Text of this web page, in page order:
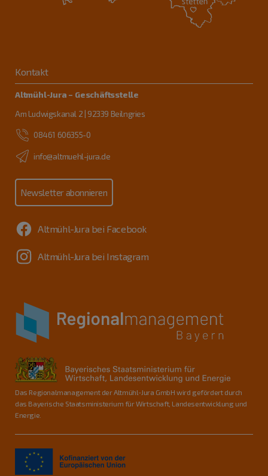
Kontakt
Altmühl-Jura – Geschäftsstelle
Am Ludwigskanal 2 | 92339 Beilngries
08461 606355-0
info@altmuehl-jura.de
Newsletter abonnieren
Altmühl-Jura bei Facebook
Altmühl-Jura bei Instagram
Das Regionalmanagement der Altmühl-Jura GmbH wird gefördert durch
das Bayerische Staatsministerium für Wirtschaft, Landesentwicklung und
Energie.